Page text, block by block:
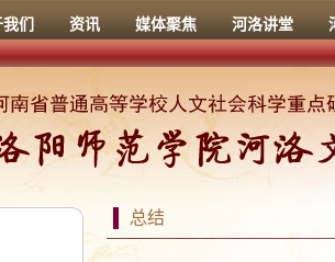
们 资讯 媒体聚焦 河洛讲堂
总结